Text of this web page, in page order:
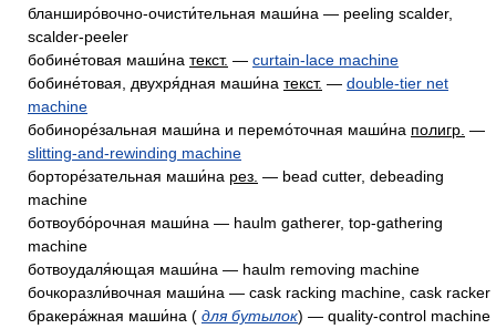
бланширо́вочно-очисти́тельная маши́на — peeling scalder,
scalder-peeler
бобине́товая маши́на текст. — curtain-lace machine
бобине́товая, двухря́дная маши́на текст. — double-tier net
machine
бобиноре́зальная маши́на и перемо́точная маши́на полигр. —
slitting-and-rewinding machine
борторе́зательная маши́на рез. — bead cutter, debeading
machine
ботвоубо́рочная маши́на — haulm gatherer, top-gathering
machine
ботвоудаля́ющая маши́на — haulm removing machine
бочкоразли́вочная маши́на — cask racking machine, cask racker
бракера́жная маши́на ( для бутылок) — quality-control machine